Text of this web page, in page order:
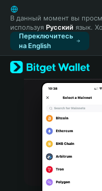
English
日本語
Tiếng Việt
Русский
Español (Latinoamérica)
Türkçe
Italiano
Português (Portugal)
Bahasa Indonesia
В данный момент вы
используя Русский язык.
Переключитесь
на English